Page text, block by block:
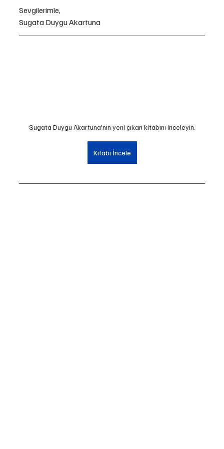
Sevgilerimle,
Sugata Duygu Akartuna
Sugata Duygu Akartuna'nın yeni çıkan kitabını inceleyin.
Kitabı İncele